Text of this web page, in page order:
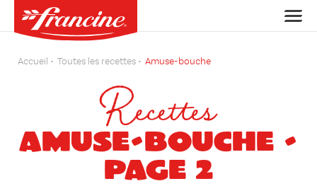
Accueil Toutes les recettes Amuse-bouche
Recettes
Amuse-bouche -
Page 2